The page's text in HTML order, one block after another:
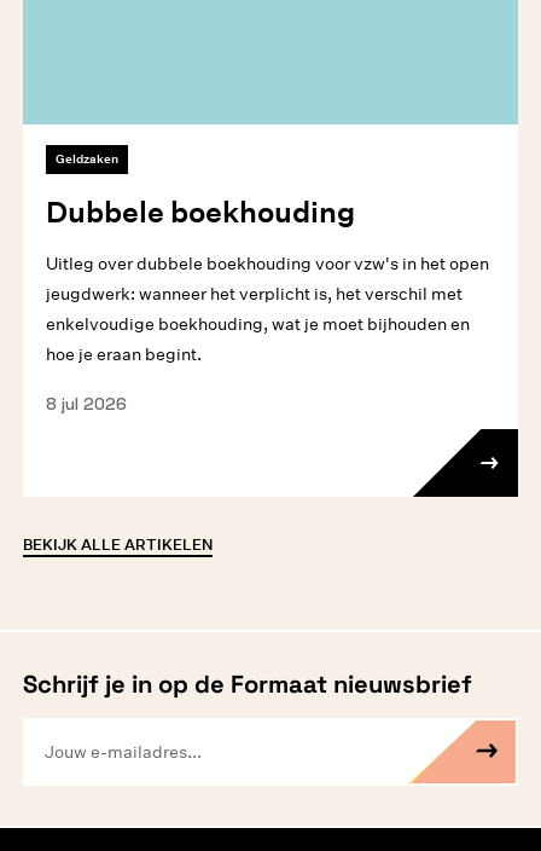
Geldzaken
Dubbele boekhouding
Uitleg over dubbele boekhouding voor vzw's in het open
jeugdwerk: wanneer het verplicht is, het verschil met
enkelvoudige boekhouding, wat je moet bijhouden en
hoe je eraan begint.
8 jul 2026
BEKIJK ALLE ARTIKELEN
Schrijf je in op de Formaat nieuwsbrief